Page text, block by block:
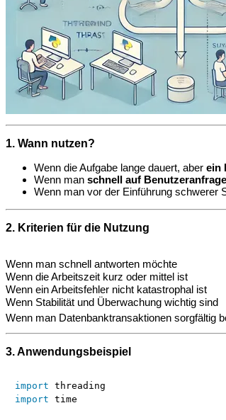
1. Wann nutzen?
Wenn die Aufgabe lange dauert, aber ein
Wenn man schnell auf
Wenn man vor der Einführung schwerer
2. Kriterien für die Nutzung
Wenn man schnell antworten möchte
Wenn die Arbeitszeit kurz oder mittel ist
Wenn ein Arbeitsfehler nicht katastrophal ist
Wenn Stabilität und Überwachung wichtig sind
Wenn man Datenbanktransaktionen sorgfältig
3. Anwendungsbeispiel
import
import time